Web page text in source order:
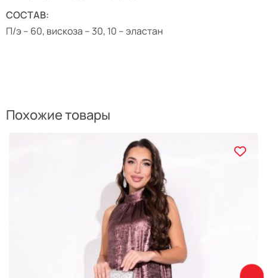
СОСТАВ:
П/э – 60, вискоза – 30, 10 – эластан
Похожие товары